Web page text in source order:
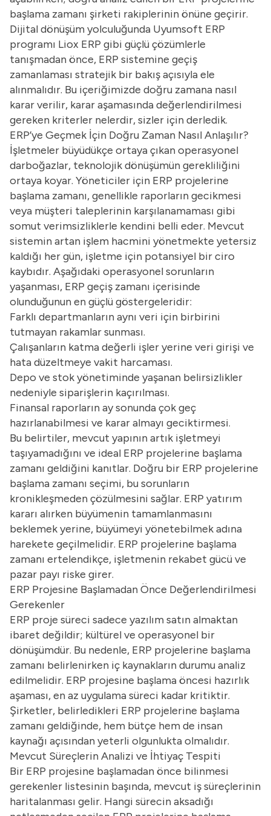
başlama zamanı şirketi rakiplerinin önüne geçirir.
Dijital dönüşüm yolculuğunda Uyumsoft ERP
programı Liox ERP gibi güçlü çözümlerle
tanışmadan önce, ERP sistemine geçiş
zamanlaması stratejik bir bakış açısıyla ele
alınmalıdır. Bu içeriğimizde doğru zamana nasıl
karar verilir, karar aşamasında değerlendirilmesi
gereken kriterler nelerdir, sizler için derledik.
ERP’ye Geçmek İçin Doğru Zaman Nasıl Anlaşılır?
İşletmeler büyüdükçe ortaya çıkan operasyonel
darboğazlar, teknolojik dönüşümün gerekliliğini
ortaya koyar. Yöneticiler için ERP projelerine
başlama zamanı, genellikle raporların gecikmesi
veya müşteri taleplerinin karşılanamaması gibi
somut verimsizliklerle kendini belli eder. Mevcut
sistemin artan işlem hacmini yönetmekte yetersiz
kaldığı her gün, işletme için potansiyel bir ciro
kaybıdır. Aşağıdaki operasyonel sorunların
yaşanması, ERP geçiş zamanı içerisinde
olunduğunun en güçlü göstergeleridir:
Farklı departmanların aynı veri için birbirini
tutmayan rakamlar sunması.
Çalışanların katma değerli işler yerine veri girişi ve
hata düzeltmeye vakit harcaması.
Depo ve stok yönetiminde yaşanan belirsizlikler
nedeniyle siparişlerin kaçırılması.
Finansal raporların ay sonunda çok geç
hazırlanabilmesi ve karar almayı geciktirmesi.
Bu belirtiler, mevcut yapının artık işletmeyi
taşıyamadığını ve ideal ERP projelerine başlama
zamanı geldiğini kanıtlar. Doğru bir ERP projelerine
başlama zamanı seçimi, bu sorunların
kronikleşmeden çözülmesini sağlar. ERP yatırım
kararı alırken büyümenin tamamlanmasını
beklemek yerine, büyümeyi yönetebilmek adına
harekete geçilmelidir. ERP projelerine başlama
zamanı ertelendikçe, işletmenin rekabet gücü ve
pazar payı riske girer.
ERP Projesine Başlamadan Önce Değerlendirilmesi
Gerekenler
ERP proje süreci sadece yazılım satın almaktan
ibaret değildir; kültürel ve operasyonel bir
dönüşümdür. Bu nedenle, ERP projelerine başlama
zamanı belirlenirken iç kaynakların durumu analiz
edilmelidir. ERP projesine başlama öncesi hazırlık
aşaması, en az uygulama süreci kadar kritiktir.
Şirketler, belirledikleri ERP projelerine başlama
zamanı geldiğinde, hem bütçe hem de insan
kaynağı açısından yeterli olgunlukta olmalıdır.
Mevcut Süreçlerin Analizi ve İhtiyaç Tespiti
Bir ERP projesine başlamadan önce bilinmesi
gerekenler listesinin başında, mevcut iş süreçlerinin
haritalanması gelir. Hangi sürecin aksadığı